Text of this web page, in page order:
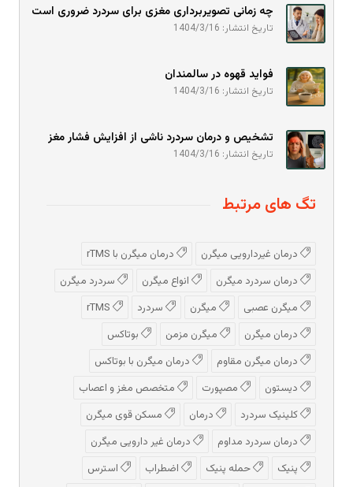
چه زمانی تصویربرداری مغزی برای سردرد ضروری است
تاریخ انتشار: 1404/3/16
فواید قهوه در سالمندان
تاریخ انتشار: 1404/3/16
تشخیص و درمان سردرد ناشی از افزایش فشار مغز
تاریخ انتشار: 1404/3/16
تگ های مرتبط
درمان غیردارویی میگرن
درمان میگرن با rTMS
درمان سردرد میگرن
انواع میگرن
سردرد میگرن
میگرن عصبی
میگرن سردرد
درمان میگرن
میگرن مزمن
بوتاکس
درمان میگرن مقاوم
درمان میگرن با بوتاکس
دیستون
مصپورت
متخصص مغز و اعصاب
کلینیک سردرد
درمان
مسکن قوی میگرن
درمان سردرد مداوم
درمان غیر دارویی میگرن
پنیک
حمله پنیک اضطراب
استرس